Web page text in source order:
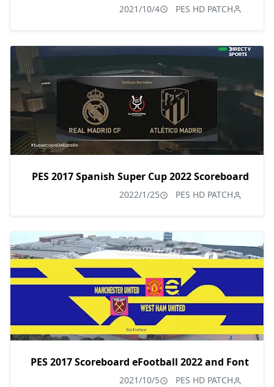
PES HD PATCH
2021/10/4
PES 2017 Spanish Super Cup 2022 Scoreboard
PES HD PATCH
2022/1/25
PES 2017 Scoreboard eFootball 2022 and Font
PES HD PATCH
2021/10/5